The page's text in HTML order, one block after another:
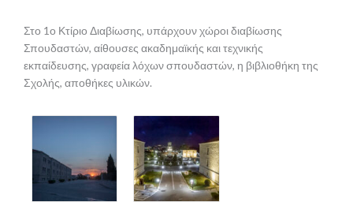
Στο 1ο Κτίριο Διαβίωσης, υπάρχουν χώροι διαβίωσης
Σπουδαστών, αίθουσες ακαδημαϊκής και τεχνικής
εκπαίδευσης, γραφεία λόχων σπουδαστών, η βιβλιοθήκη της
Σχολής, αποθήκες υλικών.